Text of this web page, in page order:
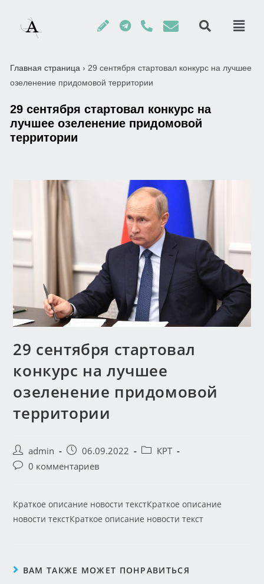
Главная страница › 29 сентября стартовал конкурс на лучшее
озеленение придомовой территории
29 сентября стартовал конкурс на
лучшее озеленение придомовой
территории
29 сентября стартовал
конкурс на лучшее
озеленение придомовой
территории
admin 06.09.2022
КРТ
0 комментариев
Краткое описание новости текстКраткое описание
новости текстКраткое описание новости текст
ВАМ ТАКЖЕ МОЖЕТ ПОНРАВИТЬСЯ